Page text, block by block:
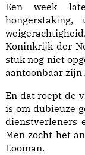
Een week
Koninkrijk der
stuk nog niet
aantoonbaar
En dat roept de
is om dubieuze
dienstverleners
Men zocht het
Looman.